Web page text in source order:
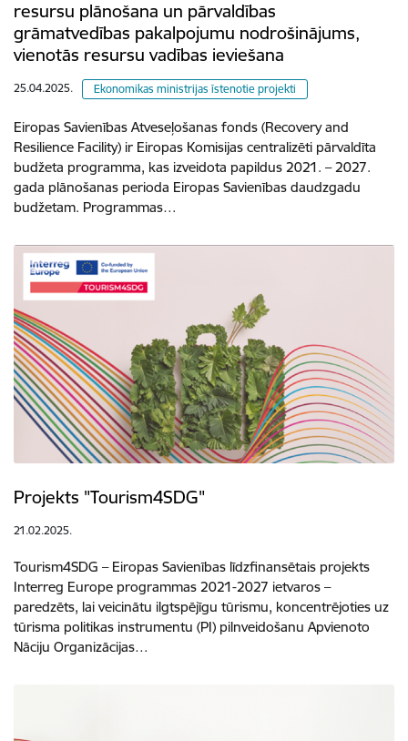
resursu plānošana un pārvaldības
grāmatvedības pakalpojumu nodrošinājums,
vienotās resursu vadības ieviešana
25.04.2025. Ekonomikas ministrijas īstenotie projekti
Eiropas Savienības Atveseļošanas fonds (Recovery and
Resilience Facility) ir Eiropas Komisijas centralizēti pārvaldīta
budžeta programma, kas izveidota papildus 2021. – 2027.
gada plānošanas perioda Eiropas Savienības daudzgadu
budžetam. Programmas…
Projekts "Tourism4SDG"
21.02.2025.
Tourism4SDG – Eiropas Savienības līdzfinansētais projekts
Interreg Europe programmas 2021-2027 ietvaros –
paredzēts, lai veicinātu ilgtspējīgu tūrismu, koncentrējoties uz
tūrisma politikas instrumentu (PI) pilnveidošanu Apvienoto
Nāciju Organizācijas…